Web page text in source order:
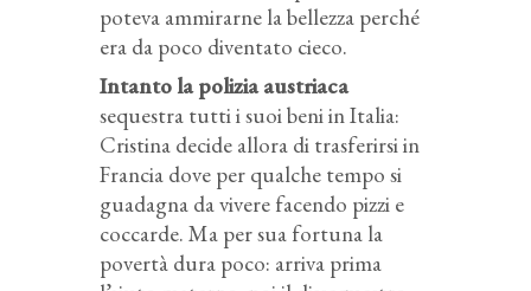
poteva ammirarne la bellezza perché
era da poco diventato cieco.
Intanto la polizia austriaca
sequestra tutti i suoi beni in Italia:
Cristina decide allora di trasferirsi in
Francia dove per qualche tempo si
guadagna da vivere facendo pizzi e
coccarde. Ma per sua fortuna la
povertà dura poco: arriva prima